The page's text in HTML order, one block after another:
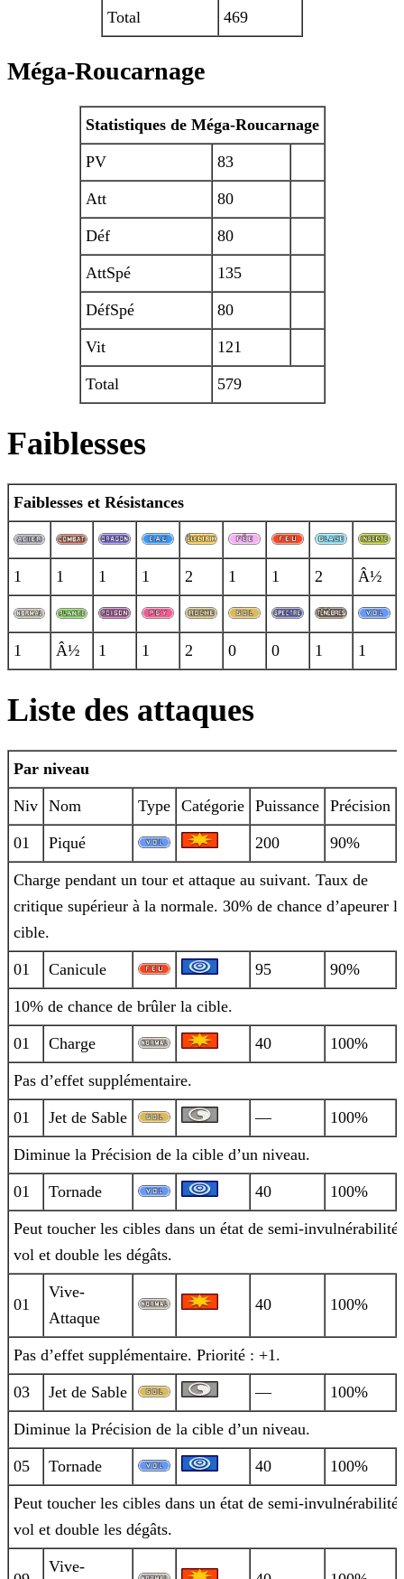
Total 469
Méga-Roucarnage
Statistiques de Méga-Roucarnage
PV 83
Att 80
Déf 80
AttSpé 135
DéfSpé 80
Vit 121
Total 579
Faiblesses
Faiblesses et Résistances
1 1 1 1 2 1 1 2 Â½
1 Â½ 1 1 2 0 0 1 1
Liste des attaques
Par niveau
Niv Nom Type Catégorie Puissance Précision
01 Piqué 200 90%
Charge pendant un tour et attaque au suivant. Taux de
critique supérieur à la normale. 30% de chance d’apeurer la
cible.
01 Canicule 95 90%
10% de chance de brûler la cible.
01 Charge 40 100%
Pas d’effet supplémentaire.
01 Jet de Sable — 100%
Diminue la Précision de la cible d’un niveau.
01 Tornade 40 100%
Peut toucher les cibles dans un état de semi-invulnérabilité
vol et double les dégâts.
01
Vive-
Attaque
40 100%
Pas d’effet supplémentaire. Priorité : +1.
03 Jet de Sable — 100%
Diminue la Précision de la cible d’un niveau.
05 Tornade 40 100%
Peut toucher les cibles dans un état de semi-invulnérabilité
vol et double les dégâts.
Vive-